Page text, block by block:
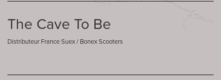
The Cave To Be
Distributeur France Suex / Bonex Scooters